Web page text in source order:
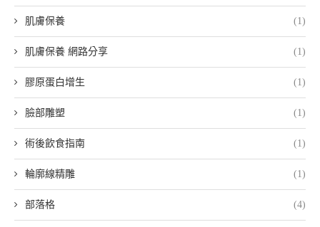
肌膚保養 (1)
肌膚保養 網路分享 (1)
膠原蛋白增生 (1)
臉部雕塑 (1)
術後飲食指南 (1)
輪廓線精雕 (1)
部落格 (4)